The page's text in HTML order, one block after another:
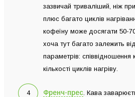
зазвичай триваліший, ніж
плюс багато циклів
кофеїну може досягати 50-
хоча тут багато залежить
параметрів:
кількості циклів нагріву.
Френч-прес . Кава